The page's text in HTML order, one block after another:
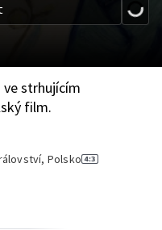
ve strhujícím
film.
Polsko